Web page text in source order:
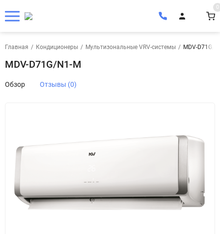
0
Главная / Кондиционеры / Мультизональные VRV-системы / MDV-D71G/
MDV-D71G/N1-M
Обзор Отзывы (0)